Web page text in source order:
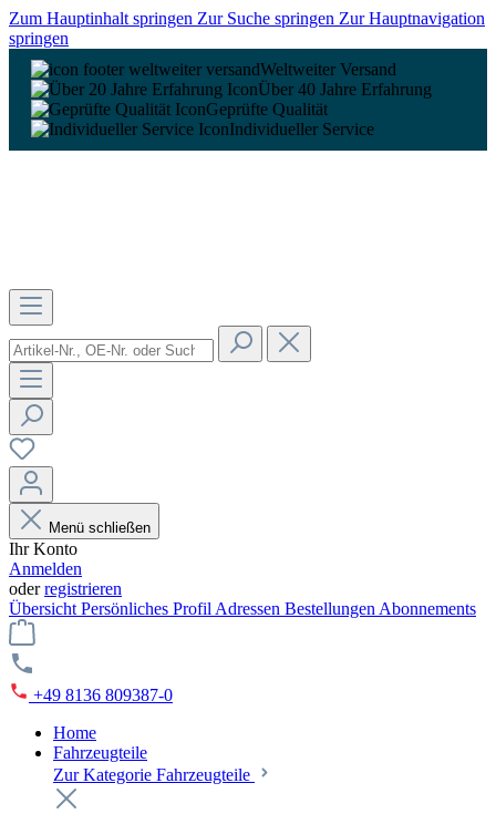
Zum Hauptinhalt springen Zur Suche springen Zur Hauptnavigation
springen
Weltweiter Versand
Über 40 Jahre Erfahrung
Geprüfte Qualität
Individueller Service
Menü schließen
Ihr Konto
Anmelden
oderregistrieren
Übersicht Persönliches Profil Adressen Bestellungen Abonnements
+49 8136 809387-0
Home
Fahrzeugteile
Zur Kategorie Fahrzeugteile